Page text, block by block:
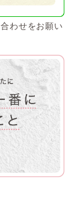
わせをお願い